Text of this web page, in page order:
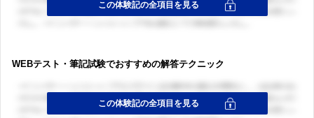
WEBテスト・筆記試験でおすすめの解答テクニック